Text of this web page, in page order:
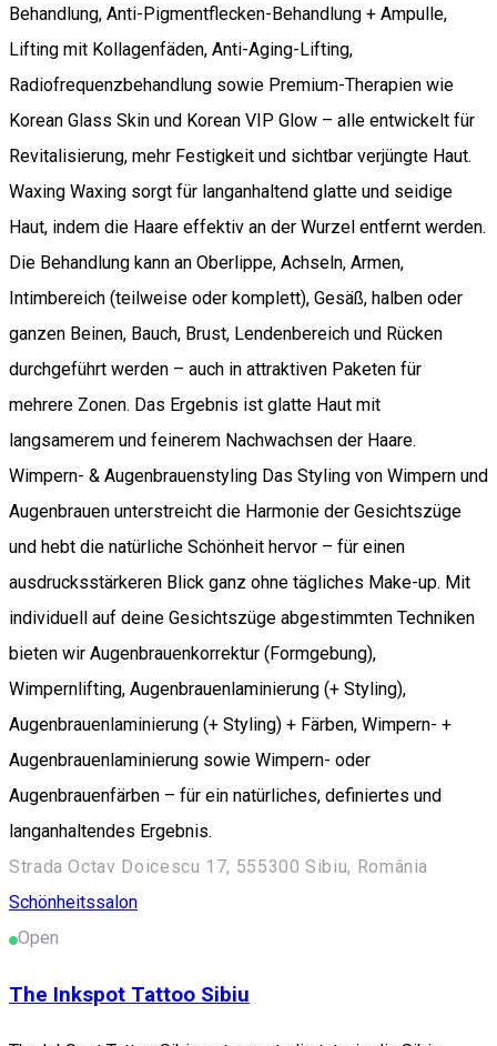
Behandlung, Anti-Pigmentflecken-Behandlung + Ampulle,
Lifting mit Kollagenfäden, Anti-Aging-Lifting,
Radiofrequenzbehandlung sowie Premium-Therapien wie
Korean Glass Skin und Korean VIP Glow – alle entwickelt für
Revitalisierung, mehr Festigkeit und sichtbar verjüngte Haut.
Waxing Waxing sorgt für langanhaltend glatte und seidige
Haut, indem die Haare effektiv an der Wurzel entfernt werden.
Die Behandlung kann an Oberlippe, Achseln, Armen,
Intimbereich (teilweise oder komplett), Gesäß, halben oder
ganzen Beinen, Bauch, Brust, Lendenbereich und Rücken
durchgeführt werden – auch in attraktiven Paketen für
mehrere Zonen. Das Ergebnis ist glatte Haut mit
langsamerem und feinerem Nachwachsen der Haare.
Wimpern- & Augenbrauenstyling Das Styling von Wimpern und
Augenbrauen unterstreicht die Harmonie der Gesichtszüge
und hebt die natürliche Schönheit hervor – für einen
ausdrucksstärkeren Blick ganz ohne tägliches Make-up. Mit
individuell auf deine Gesichtszüge abgestimmten Techniken
bieten wir Augenbrauenkorrektur (Formgebung),
Wimpernlifting, Augenbrauenlaminierung (+ Styling),
Augenbrauenlaminierung (+ Styling) + Färben, Wimpern- +
Augenbrauenlaminierung sowie Wimpern- oder
Augenbrauenfärben – für ein natürliches, definiertes und
langanhaltendes Ergebnis.
Strada Octav Doicescu 17, 555300 Sibiu, România
Schönheitssalon
Open
The Inkspot Tattoo Sibiu